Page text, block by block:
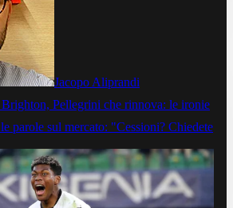
Jacopo Aliprandi
Pellegrini che rinnova: le ironie
parole sul mercato: "Cessioni? Chiedete